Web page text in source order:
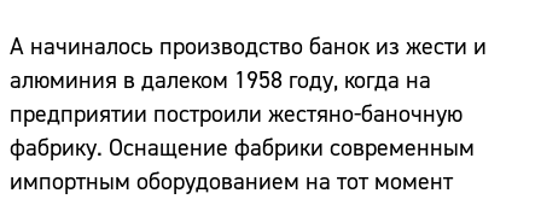
А начиналось производство банок из жести и
алюминия в далеком 1958 году, когда на
предприятии построили жестяно-баночную
фабрику. Оснащение фабрики современным
импортным оборудованием на тот момент